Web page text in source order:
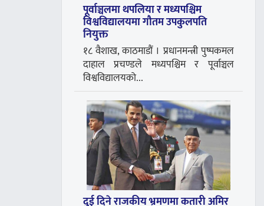
पूर्वाञ्चलमा थपलिया र मध्यपश्चिम
विश्वविद्यालयमा गौतम उपकुलपति
नियुक्त
१८ वैशाख, काठमाडौं । प्रधानमन्त्री पुष्पकमल
दाहाल प्रचण्डले मध्यपश्चिम र पूर्वाञ्चल
विश्वविद्यालयको...
दुई दिने राजकीय भ्रमणमा कतारी अमिर